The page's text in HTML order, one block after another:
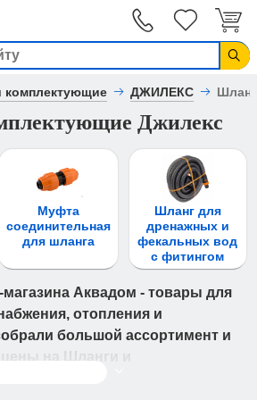
комплектующие ДЖИЛЕКС
Джилекс
Муфта
соединительная
для шланга
Шланг для
дренажных и
фекальных вод
с фитингом
магазина Аквадом - товары для
отопления и
большой ассортимент и